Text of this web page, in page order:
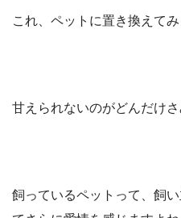
これ、ペットに置き換えてみ
甘えられないのがどんだけさ
飼っているペットって、飼